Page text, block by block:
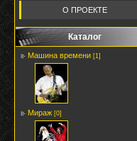
О ПРОЕКТЕ
Каталог
Машина времени [1]
Мираж [0]